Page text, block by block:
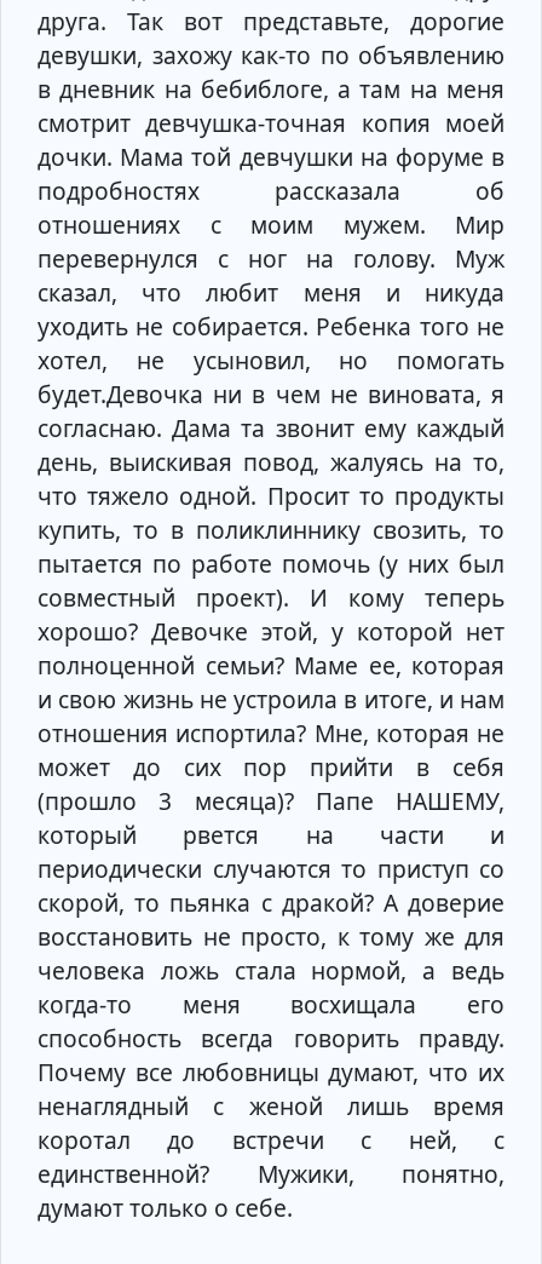
друга. Так вот представьте, дорогие
девушки, захожу как-то по объявлению
в дневник на бебиблоге, а там на меня
смотрит девчушка-точная копия моей
дочки. Мама той девчушки на форуме в
подробностях рассказала об
отношениях с моим мужем. Мир
перевернулся с ног на голову. Муж
сказал, что любит меня и никуда
уходить не собирается. Ребенка того не
хотел, не усыновил, но помогать
будет.Девочка ни в чем не виновата, я
согласнаю. Дама та звонит ему каждый
день, выискивая повод, жалуясь на то,
что тяжело одной. Просит то продукты
купить, то в поликлиннику свозить, то
пытается по работе помочь (у них был
совместный проект). И кому теперь
хорошо? Девочке этой, у которой нет
полноценной семьи? Маме ее, которая
и свою жизнь не устроила в итоге, и нам
отношения испортила? Мне, которая не
может до сих пор прийти в себя
(прошло 3 месяца)? Папе НАШЕМУ,
который рвется на части и
периодически случаются то приступ со
скорой, то пьянка с дракой? А доверие
восстановить не просто, к тому же для
человека ложь стала нормой, а ведь
когда-то меня восхищала его
способность всегда говорить правду.
Почему все любовницы думают, что их
ненаглядный с женой лишь время
коротал до встречи с ней, с
единственной? Мужики, понятно,
думают только о себе.